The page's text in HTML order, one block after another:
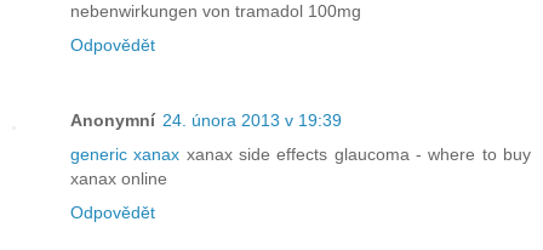
nebenwirkungen von tramadol 100mg
Odpovědět
Anonymní 24. února 2013 v 19:39
generic xanax xanax side effects glaucoma - where to buy
xanax online
Odpovědět